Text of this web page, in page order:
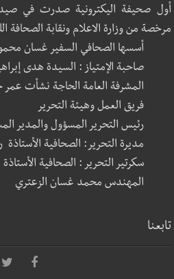
مرخصة من وزارة الاعلام ونقابة الصحافة
أسسها الصحافي السفير غسان محمود
صاحبة الإمتياز : السيدة هدى
المشرفة العامة الحاجة نشأت عمر
فريق العمل وهيئة التحرير
رئيس التحرير المسؤول والمدير
مديرة التحرير: الصحافية
سكرتير التحرير : الصحافية
المهندس محمد غسان الزعتري
تابعنا